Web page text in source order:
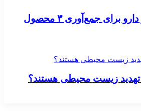
دستور سازمان غذا و دارو برای جمع‌آوری ۳ محصول
تهدید زیست محیطی هستند؟